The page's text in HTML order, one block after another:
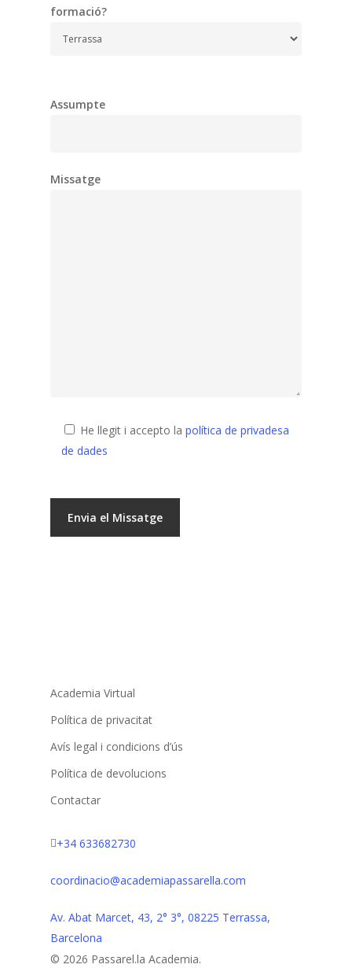
formació?
Assumpte
Missatge
He llegit i accepto lapolítica de privadesa
de dades
Academia Virtual
Política de privacitat
Avís legal i condicions d’ús
Política de devolucions
Contactar
+34 633682730
coordinacio@academiapassarella.com
Av. Abat Marcet, 43, 2° 3°, 08225 Terrassa,
Barcelona
© 2026 Passarel.la Academia.